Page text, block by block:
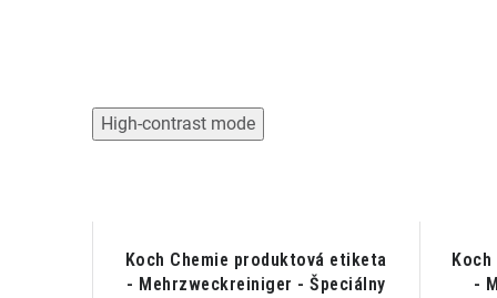
High-contrast mode
Koch Chemie produktová etiketa
- Mehrzweckreiniger - Špeciálny
-